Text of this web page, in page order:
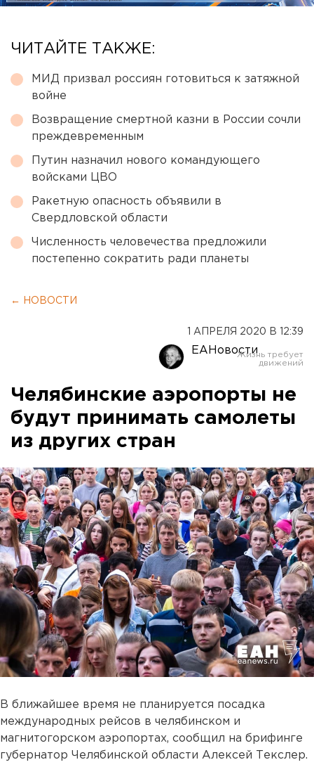
ЧИТАЙТЕ ТАКЖЕ:
МИД призвал россиян готовиться к затяжной
войне
Возвращение смертной казни в России сочли
преждевременным
Путин назначил нового командующего
войсками ЦВО
Ракетную опасность объявили в
Свердловской области
Численность человечества предложили
постепенно сократить ради планеты
← НОВОСТИ
1 АПРЕЛЯ 2020 В 12:39
ЕАНовости
Челябинские аэропорты не
будут принимать самолеты
из других стран
В ближайшее время не планируется посадка
международных рейсов в челябинском и
магнитогорском аэропортах, сообщил на брифинге
губернатор Челябинской области Алексей Текслер.